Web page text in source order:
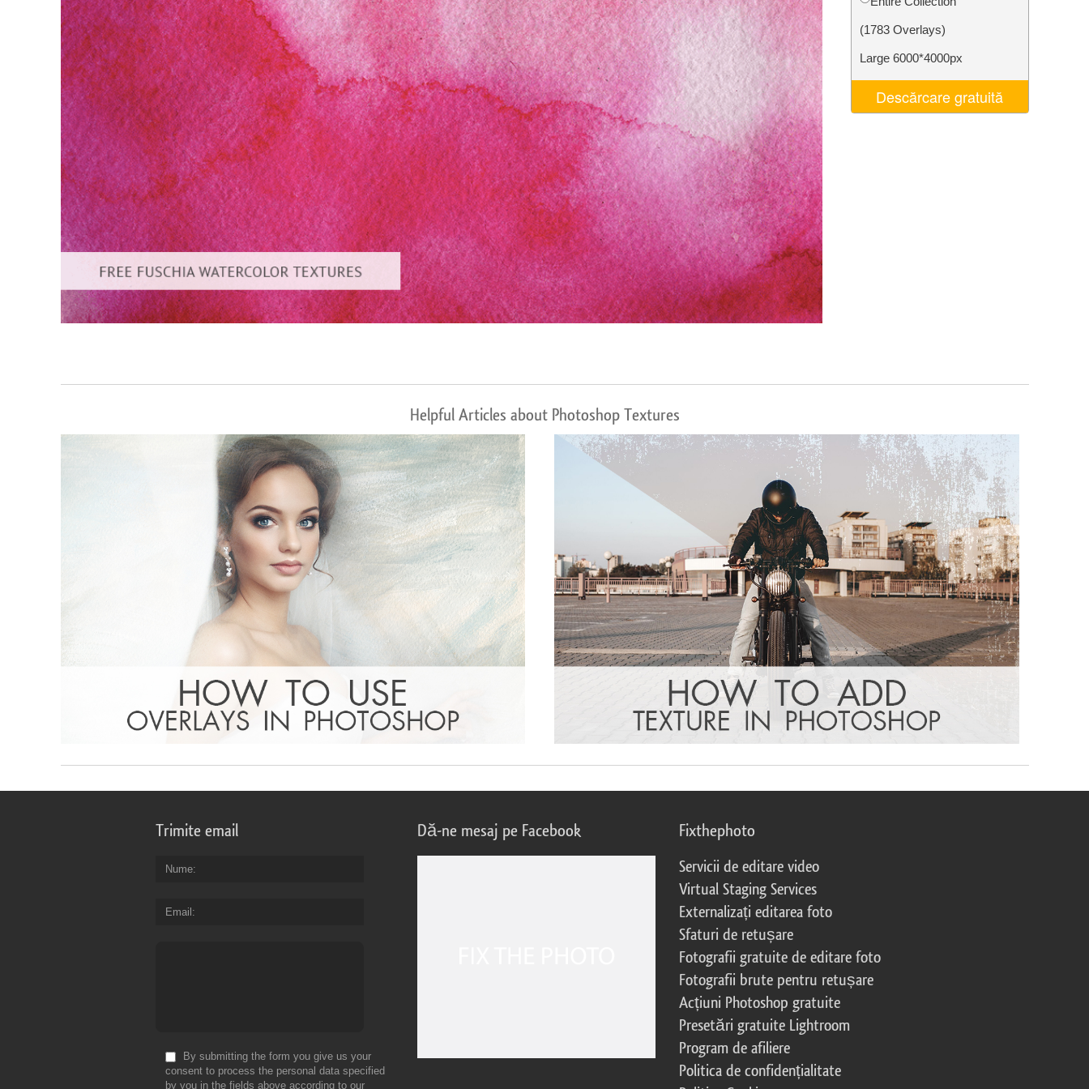
Retusarea produsului Servicii Bijuterii Retușând Servicii Date de Antrenament AI Video Editing Services
(1783 Overlays)
Large 6000*4000px
Descărcare gratuită
Helpful Articles about Photoshop Textures
Trimite email
Nume
Email
By submitting the form you give us your
consent to process the personal data specified
by you in the fields above according to our
Dă-ne mesaj pe Facebook Fixthephoto
Servicii de editare video
Virtual Staging Services
Externalizați editarea foto
Sfaturi de retușare
Fotografii gratuite de editare foto
Fotografii brute pentru retușare
Acțiuni Photoshop gratuite
Presetări gratuite Lightroom
Program de afiliere
Politica de confidențialitate